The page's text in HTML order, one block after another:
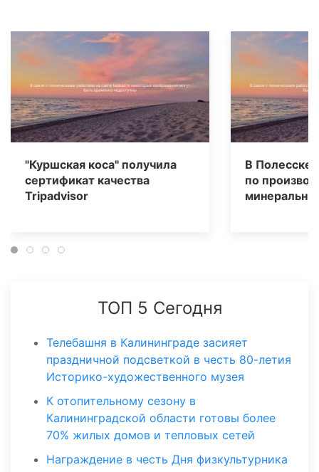
"Куршская коса" получила
сертификат качества
Tripаdvisor
В Полесске
по
ТОП 5 Сегодня
Телебашня в Калининграде засияет
праздничной подсветкой в честь 80-летия
Историко-художественного музея
К отопительному сезону в
Калининградской области готовы более
70% жилых домов и тепловых сетей
Награждение в честь Дня физкультурника